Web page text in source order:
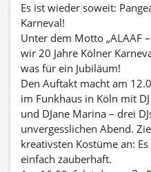
Es ist wieder soweit:
Karneval!
Unter dem Motto „ALAAF
wir 20 Jahre Kölner
was für ein Jubiläum!
Den Auftakt macht am
im Funkhaus in Köln mit
und DJane Marina – drei
unvergesslichen Abend.
kreativsten Kostüme an:
einfach zauberhaft.